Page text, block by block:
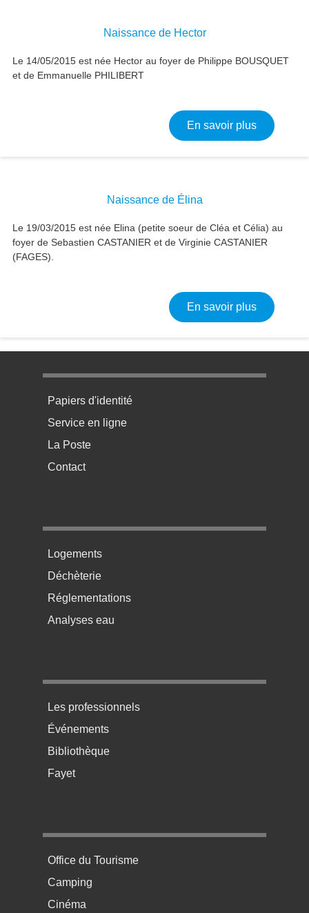
Naissance de Hector
Le 14/05/2015 est née Hector au foyer de Philippe BOUSQUET
et de Emmanuelle PHILIBERT
En savoir plussur
Naissance de Élina
Le 19/03/2015 est née Elina (petite soeur de Cléa et Célia) au
foyer de Sebastien CASTANIER et de Virginie CASTANIER
(FAGES).
En savoir plussur
Menu pratique bas de page 1
Papiers d'identité
Service en ligne
La Poste
Contact
Menu pratique bas de page 2
Logements
Déchèterie
Réglementations
Analyses eau
Menu pratique bas de page 3
Les professionnels
Événements
Bibliothèque
Fayet
Menu pratique bas de page 4
Office du Tourisme
Camping
Cinéma